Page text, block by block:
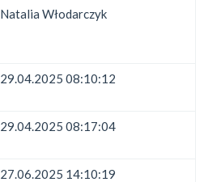
Natalia Włodarczyk
29.04.2025 08:10:12
29.04.2025 08:17:04
27.06.2025 14:10:19